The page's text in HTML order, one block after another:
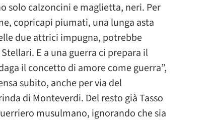
solo calzoncini e maglietta, neri. Per
copricapi piumati, una lunga asta
due attrici impugna, potrebbe
E a una guerra ci prepara il
il concetto di amore come guerra”,
subito, anche per via del
di Monteverdi. Del resto già Tasso
musulmano, ignorando che sia